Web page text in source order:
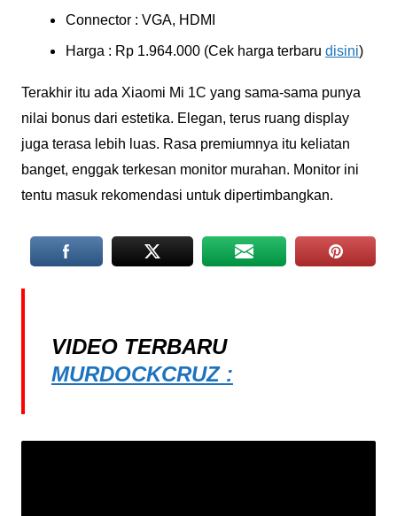
Connector : VGA, HDMI
Harga : Rp 1.964.000 (Cek harga terbaru disini)
Terakhir itu ada Xiaomi Mi 1C yang sama-sama punya
nilai bonus dari estetika. Elegan, terus ruang display
juga terasa lebih luas. Rasa premiumnya itu keliatan
banget, enggak terkesan monitor murahan. Monitor ini
tentu masuk rekomendasi untuk dipertimbangkan.
VIDEO TERBARU
MURDOCKCRUZ :